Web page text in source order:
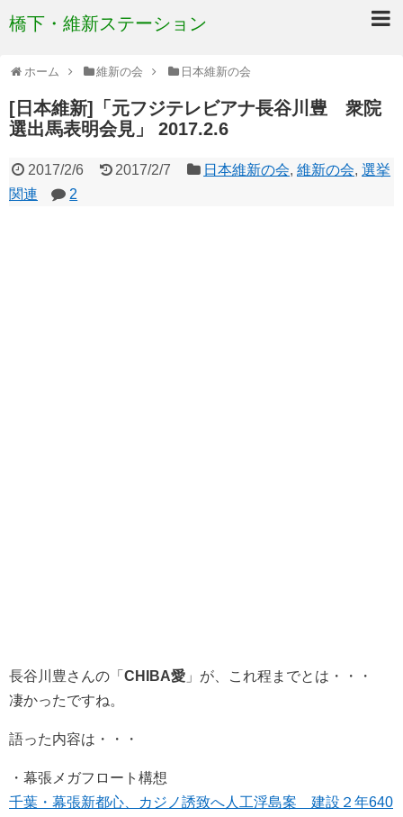
橋下・維新ステーション
ホーム 維新の会 日本維新の会
[日本維新]「元フジテレビアナ長谷川豊 衆院
選出馬表明会見」 2017.2.6
2017/2/6 2017/2/7 日本維新の会,維新の会,選挙
関連
2
長谷川豊さんの「 CHIBA愛 」が、これ程までとは・・・
凄かったですね。
語った内容は・・・
・幕張メガフロート構想
千葉・幕張新都心、カジノ誘致へ人工浮島案 建設２年640